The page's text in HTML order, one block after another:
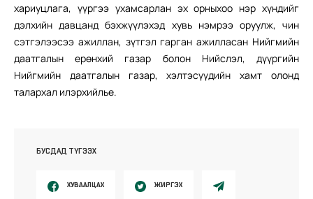
хариуцлага, үүргээ ухамсарлан эх орныхоо нэр хүндийг
дэлхийн давцанд бэхжүүлэхэд хувь нэмрээ оруулж, чин
сэтгэлээсээ ажиллан, зүтгэл гарган ажилласан Нийгмийн
даатгалын ерөнхий газар болон Нийслэл, дүүргийн
Нийгмийн даатгалын газар, хэлтэсүүдийн хамт олонд
талархал илэрхийлье.
БУСДАД ТҮГЭЭХ
ХУВААЛЦАХ ЖИРГЭХ